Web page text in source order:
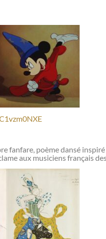
fanfare, poème dansé
aux musiciens français